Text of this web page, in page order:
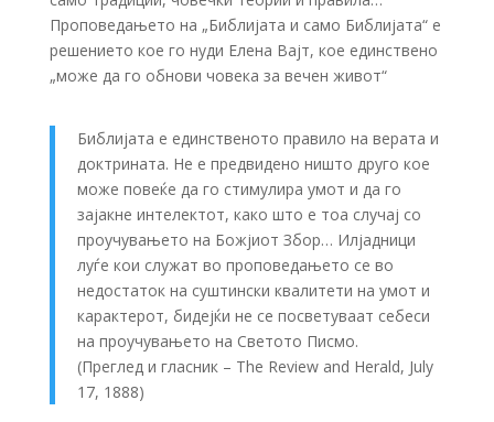
Проповедањето на „Библијата и само Библијата“ е
решението кое го нуди Елена Вајт, кое единствено
„може да го обнови човека за вечен живот“
Библијата е единственото правило на верата и
доктрината. Не е предвидено ништо друго кое
може повеќе да го стимулира умот и да го
зајакне интелектот, како што е тоа случај со
проучувањето на Божјиот Збор… Илјадници
луѓе кои служат во проповедањето се во
недостаток на суштински квалитети на умот и
карактерот, бидејќи не се посветуваат себеси
на проучувањето на Светото Писмо.
(Преглед и гласник – The Review and Herald, July
17, 1888)